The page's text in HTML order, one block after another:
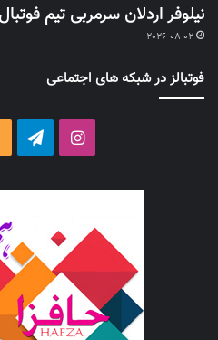
نیلوفر اردلان سرمربی تیم
2026-08-02
فوتبالز در شبکه های اجتماعی
اینستاگرام